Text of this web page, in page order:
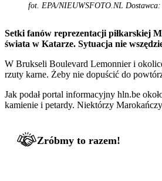
fot. EPA/NIEUWSFOTO.NL Dostawca:
Setki fanów reprezentacji piłkarskiej
świata w Katarze. Sytuacja nie
W Brukseli Boulevard Lemonnier i
rzuty karne. Żeby nie dopuścić do
Jak podał portal informacyjny hln.be
kamienie i petardy. Niektórzy
Zróbmy to razem!